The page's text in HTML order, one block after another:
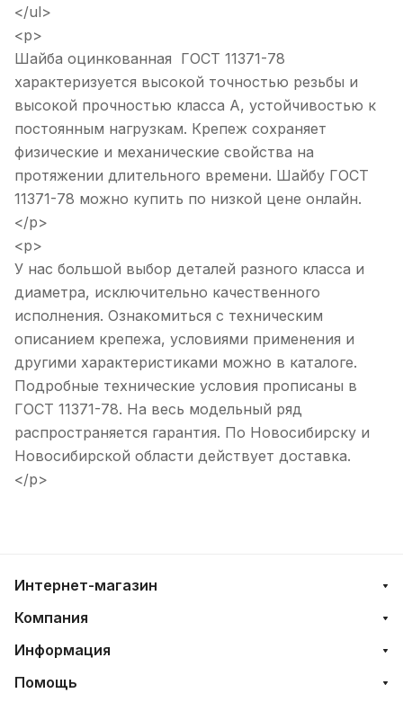
</ul>
<p>
Шайба оцинкованная ГОСТ 11371-78
характеризуется высокой точностью резьбы и
высокой прочностью класса А, устойчивостью к
постоянным нагрузкам. Крепеж сохраняет
физические и механические свойства на
протяжении длительного времени. Шайбу ГОСТ
11371-78 можно купить по низкой цене онлайн.
</p>
<p>
У нас большой выбор деталей разного класса и
диаметра, исключительно качественного
исполнения. Ознакомиться с техническим
описанием крепежа, условиями применения и
другими характеристиками можно в каталоге.
Подробные технические условия прописаны в
ГОСТ 11371-78. На весь модельный ряд
распространяется гарантия. По Новосибирску и
Новосибирской области действует доставка.
</p>
Интернет-магазин
Компания
Информация
Помощь